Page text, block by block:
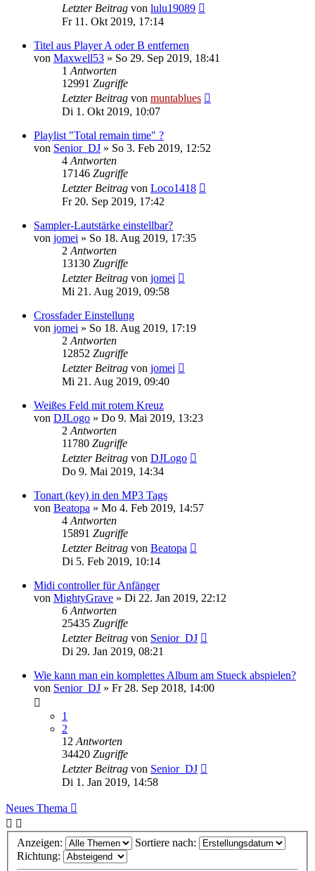
Letzter Beitrag von lulu19089
Fr 11. Okt 2019, 17:14
Titel aus Player A oder B entfernen
von Maxwell53 » So 29. Sep 2019, 18:41
1 Antworten
12991 Zugriffe
Letzter Beitrag von muntablues
Di 1. Okt 2019, 10:07
Playlist "Total remain time" ?
von Senior_DJ » So 3. Feb 2019, 12:52
4 Antworten
17146 Zugriffe
Letzter Beitrag von Loco1418
Fr 20. Sep 2019, 17:42
Sampler-Lautstärke einstellbar?
von jomei » So 18. Aug 2019, 17:35
2 Antworten
13130 Zugriffe
Letzter Beitrag von jomei
Mi 21. Aug 2019, 09:58
Crossfader Einstellung
von jomei » So 18. Aug 2019, 17:19
2 Antworten
12852 Zugriffe
Letzter Beitrag von jomei
Mi 21. Aug 2019, 09:40
Weißes Feld mit rotem Kreuz
von DJLogo » Do 9. Mai 2019, 13:23
2 Antworten
11780 Zugriffe
Letzter Beitrag von DJLogo
Do 9. Mai 2019, 14:34
Tonart (key) in den MP3 Tags
von Beatopa » Mo 4. Feb 2019, 14:57
4 Antworten
15891 Zugriffe
Letzter Beitrag von Beatopa
Di 5. Feb 2019, 10:14
Midi controller für Anfänger
von MightyGrave » Di 22. Jan 2019, 22:12
6 Antworten
25435 Zugriffe
Letzter Beitrag von Senior_DJ
Di 29. Jan 2019, 08:21
Wie kann man ein komplettes Album am Stueck abspielen?
von Senior_DJ » Fr 28. Sep 2018, 14:00
1
2
12 Antworten
34420 Zugriffe
Letzter Beitrag von Senior_DJ
Di 1. Jan 2019, 14:58
Neues Thema
Anzeigen:
Sortiere nach:
Richtung: